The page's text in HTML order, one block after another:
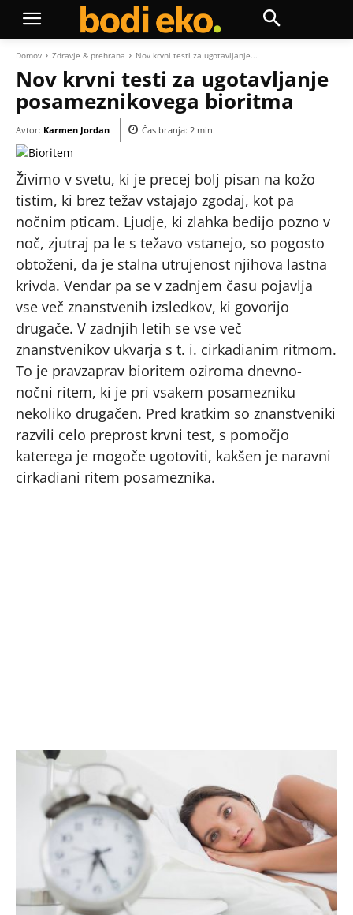
Domov Zdravje & prehrana Nov krvni testi za ugotavljanje...
Nov krvni testi za ugotavljanje
posameznikovega bioritma
Avtor: Karmen Jordan Čas branja: 2 min.
Živimo v svetu, ki je precej bolj pisan na kožo
tistim, ki brez težav vstajajo zgodaj, kot pa
nočnim pticam. Ljudje, ki zlahka bedijo pozno v
noč, zjutraj pa le s težavo vstanejo, so pogosto
obtoženi, da je stalna utrujenost njihova lastna
krivda. Vendar pa se v zadnjem času pojavlja
vse več znanstvenih izsledkov, ki govorijo
drugače. V zadnjih letih se vse več
znanstvenikov ukvarja s t. i. cirkadianim ritmom.
To je pravzaprav bioritem oziroma dnevno-
nočni ritem, ki je pri vsakem posamezniku
nekoliko drugačen. Pred kratkim so znanstveniki
razvili celo preprost krvni test, s pomočjo
katerega je mogoče ugotoviti, kakšen je naravni
cirkadiani ritem posameznika.